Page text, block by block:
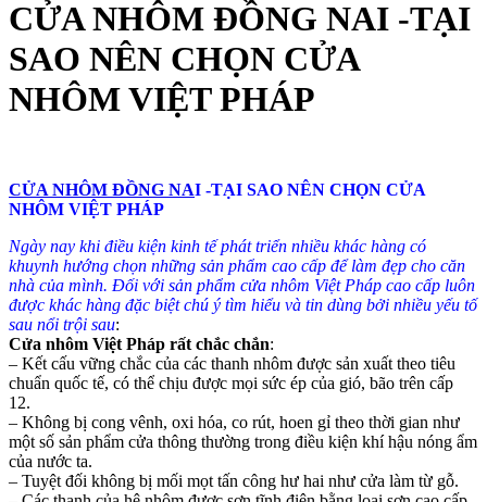
CỬA NHÔM ĐỒNG NAI -TẠI
SAO NÊN CHỌN CỬA
NHÔM VIỆT PHÁP
CỬA NHÔM ĐỒNG NAI -TẠI SAO NÊN CHỌN CỬA
NHÔM VIỆT PHÁP
Ngày nay khi điều kiện kinh tế phát triển nhiều khác hàng có
khuynh hướng chọn những sản phẩm cao cấp để làm đẹp cho căn
nhà của mình. Đối với sản phẩm cửa nhôm Việt Pháp cao cấp luôn
được khác hàng đặc biệt chú ý tìm hiểu và tin dùng bởi nhiều yếu tố
sau nổi trội sau:
Cửa nhôm Việt Pháp rất chắc chắn:
– Kết cấu vững chắc của các thanh nhôm được sản xuất theo tiêu
chuẩn quốc tế, có thể chịu được mọi sức ép của gió, bão trên cấp
12.
– Không bị cong vênh, oxi hóa, co rút, hoen gỉ theo thời gian như
một số sản phẩm cửa thông thường trong điều kiện khí hậu nóng ẩm
của nước ta.
– Tuyệt đối không bị mối mọt tấn công hư hai như cửa làm từ gỗ.